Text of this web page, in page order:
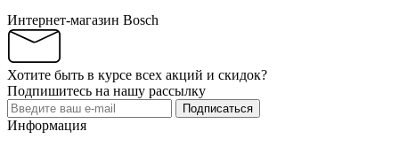
Интернет-магазин Bosch
Хотите быть в курсе всех акций и скидок?
Подпишитесь на нашу рассылку
Подписаться
Информация